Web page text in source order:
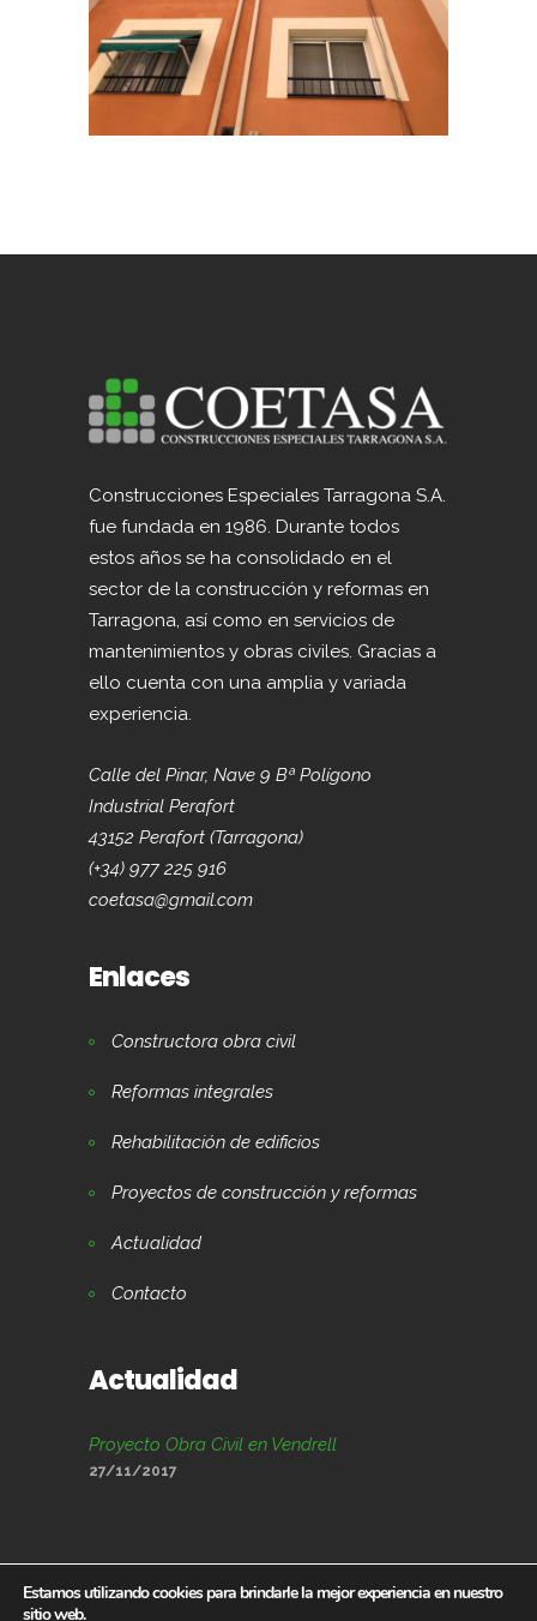
ANDREU TARRAGONA
Construcciones Especiales Tarragona S.A.
fue fundada en 1986. Durante todos
estos años se ha consolidado en el
sector de la construcción y reformas en
Tarragona, así como en servicios de
mantenimientos y obras civiles. Gracias a
ello cuenta con una amplia y variada
experiencia.
Calle del Pinar, Nave 9 Bª Polígono
Industrial Perafort
43152 Perafort (Tarragona)
(+34) 977 225 916
coetasa@gmail.com
Enlaces
Constructora obra civil
Reformas integrales
Rehabilitación de edificios
Proyectos de construcción y reformas
Actualidad
Contacto
Actualidad
Proyecto Obra Civil en Vendrell
27/11/2017
Estamos utilizando cookies para brindarle la mejor experiencia en nuestro
sitio web.